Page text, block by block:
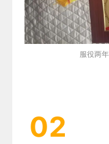
服役两
02